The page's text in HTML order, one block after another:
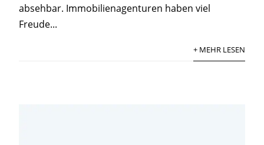
absehbar. Immobilienagenturen haben viel
Freude...
+ MEHR LESEN